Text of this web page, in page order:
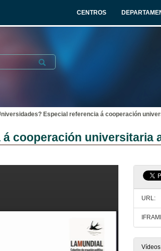
CENTROS
Submit
Especial referencia á cooperación
cooperación universitaria
URL: